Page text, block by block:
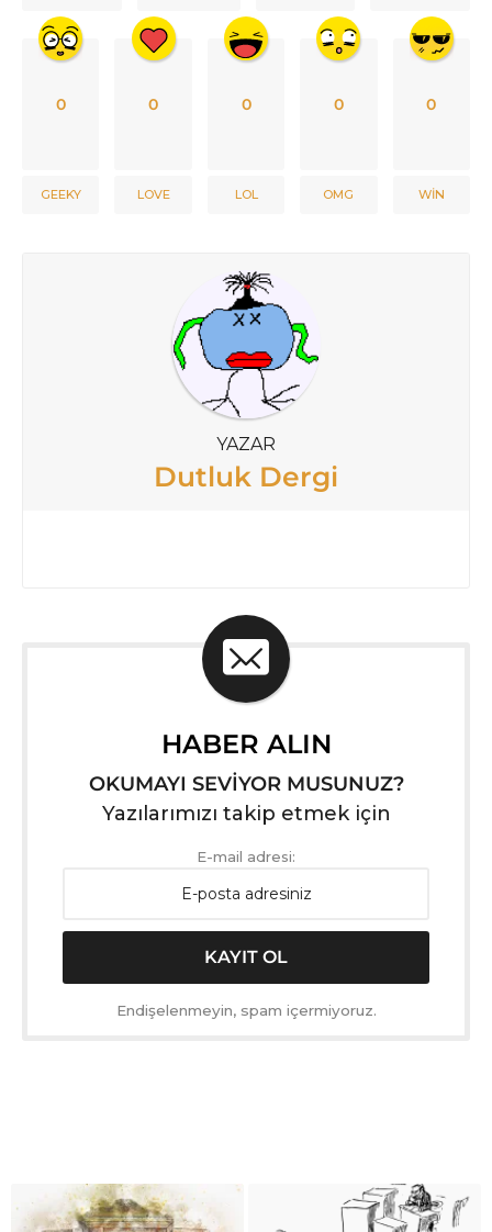
0
GEEKY
0
LOVE
0
LOL
0
OMG
0
WIN
YAZAR
Dutluk Dergi
HABER ALIN
OKUMAYI SEVİYOR MUSUNUZ?
Yazılarımızı takip etmek için
E-mail adresi:
Endişelenmeyin, spam içermiyoruz.